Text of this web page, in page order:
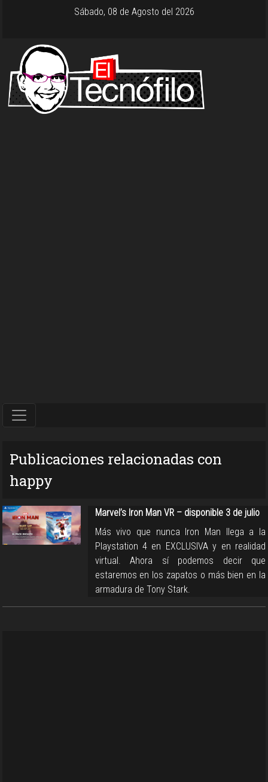
Sábado, 08 de Agosto del 2026
Publicaciones relacionadas con
happy
Marvel’s Iron Man VR – disponible 3 de julio
Más vivo que nunca Iron Man llega a la
Playstation 4 en EXCLUSIVA y en realidad
virtual. Ahora sí podemos decir que
estaremos en los zapatos o más bien en la
armadura de Tony Stark.